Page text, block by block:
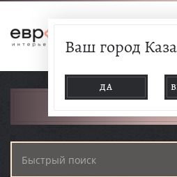
Ваш город
ДА